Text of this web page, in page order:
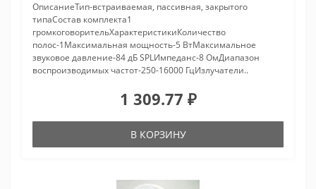
ОписаниеТип-встраиваемая, пассивная, закрытого
типаСостав комплекта1
громкоговорительХарактеристикиКоличество
полос-1Максимальная мощность-5 ВтМаксимальное
звуковое давление-84 дБ SPLИмпеданс-8 ОмДиапазон
воспроизводимых частот-250-16000 ГцИзлучатели..
1 309.77 ₽
В КОРЗИНУ